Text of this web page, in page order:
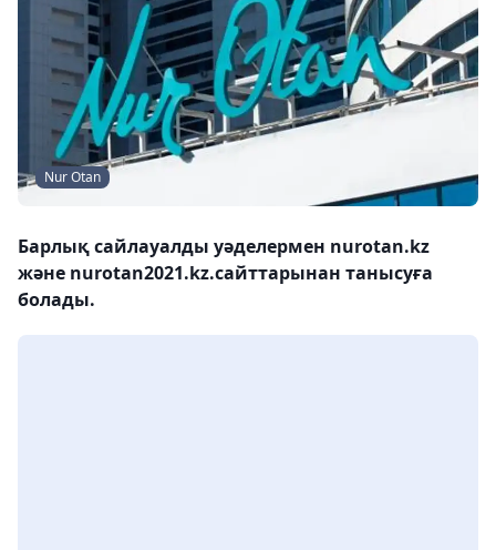
Nur Otan
Барлық сайлауалды уәделермен nurotan.kz
және nurotan2021.kz.сайттарынан танысуға
болады.